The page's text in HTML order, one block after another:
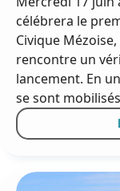
célébrera le
Civique
rencontre un
lancement. En
se sont